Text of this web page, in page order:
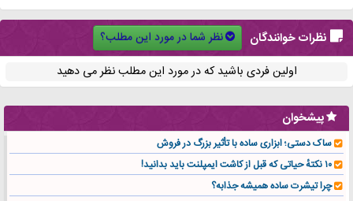
نظرات خوانندگان
نظر شما در مورد این مطلب؟
اولین فردی باشید که در مورد این مطلب نظر می دهید
پیشخوان
ساک دستی؛ ابزاری ساده با تأثیر بزرگ در فروش
۱۰ نکتهٔ حیاتی که قبل از کاشت ایمپلنت باید بدانید!
چرا تیشرت ساده همیشه جذابه؟